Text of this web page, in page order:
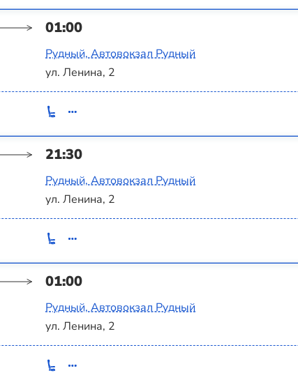
01:00
Рудный, Автовокзал Рудный
ул. Ленина, 2
21:30
Рудный, Автовокзал Рудный
ул. Ленина, 2
01:00
Рудный, Автовокзал Рудный
ул. Ленина, 2